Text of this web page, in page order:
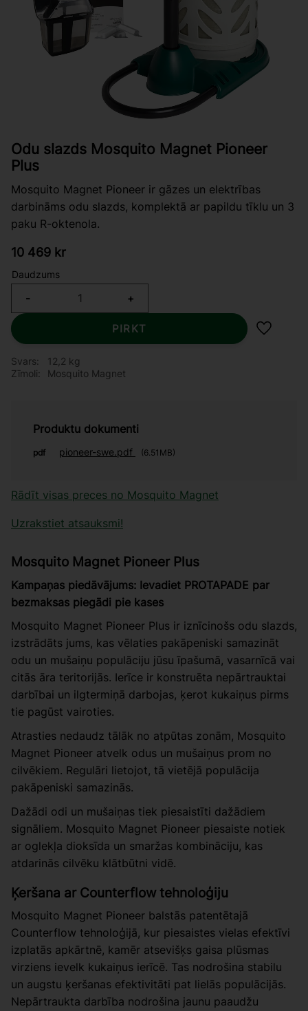
Odu slazds Mosquito Magnet Pioneer
Plus
Mosquito Magnet Pioneer ir gāzes un elektrības
darbināms odu slazds, komplektā ar papildu tīklu un 3
paku R-oktenola.
10 469 kr
Daudzums
+
-
PIRKT
Svars
12,2 kg
Zīmoli
Mosquito Magnet
Produktu dokumenti
pdf pioneer-swe.pdf 6.51MB
Rādīt visas preces no Mosquito Magnet
Uzrakstiet atsauksmi!
Mosquito Magnet Pioneer Plus
Kampaņas piedāvājums: Ievadiet PROTAPADE par
bezmaksas piegādi pie kases
Mosquito Magnet Pioneer Plus ir iznīcinošs odu slazds,
izstrādāts jums, kas vēlaties pakāpeniski samazināt
odu un mušaiņu populāciju jūsu īpašumā, vasarnīcā vai
citās āra teritorijās. Ierīce ir konstruēta nepārtrauktai
darbībai un ilgtermiņā darbojas, ķerot kukaiņus pirms
tie pagūst vairoties.
Atrasties nedaudz tālāk no atpūtas zonām, Mosquito
Magnet Pioneer atvelk odus un mušaiņus prom no
cilvēkiem. Regulāri lietojot, tā vietējā populācija
pakāpeniski samazinās.
Dažādi odi un mušaiņas tiek piesaistīti dažādiem
signāliem. Mosquito Magnet Pioneer piesaiste notiek
ar oglekļa dioksīda un smaržas kombināciju, kas
atdarinās cilvēku klātbūtni vidē.
Ķeršana ar Counterflow tehnoloģiju
Mosquito Magnet Pioneer balstās patentētajā
Counterflow tehnoloģijā, kur piesaistes vielas efektīvi
izplatās apkārtnē, kamēr atsevišķs gaisa plūsmas
virziens ievelk kukaiņus ierīcē. Tas nodrošina stabilu
un augstu ķeršanas efektivitāti pat lielās populācijās.
Nepārtraukta darbība nodrošina jaunu paaudžu